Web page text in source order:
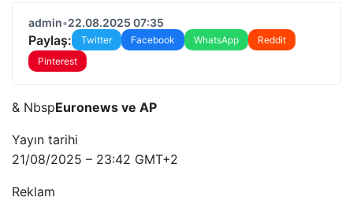
admin•22.08.2025 07:35
Paylaş: Twitter Facebook WhatsApp
Reddit
Pinterest
& NbspEuronews ve AP
Yayın tarihi
21/08/2025 – 23:42 GMT+2
Reklam